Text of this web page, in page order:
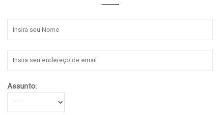
Assunto: